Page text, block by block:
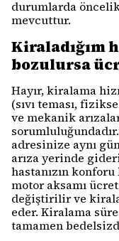
durumlarda
mevcuttur.
Kiraladığım
bozulursa
Hayır, kiralama
(sıvı teması,
ve mekanik
adresinize aynı
arıza yerinde
hastanızın
motor aksamı
değiştirilir ve
eder. Kiralama
tamamen